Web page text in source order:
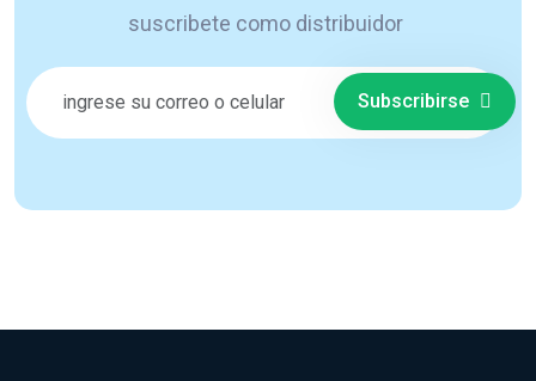
suscribete como distribuidor
Subscribirse